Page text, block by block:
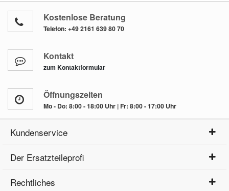
Kostenlose Beratung
Telefon: +49 2161 639 80 70
Kontakt
zum Kontaktformular
Öffnungszeiten
Mo - Do: 8:00 - 18:00 Uhr | Fr: 8:00 - 17:00 Uhr
Kundenservice
Der Ersatzteileprofi
Rechtliches